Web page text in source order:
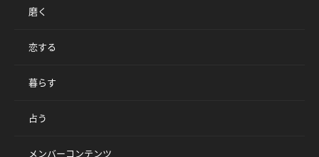
磨く
恋する
暮らす
占う
メンバーコンテンツ